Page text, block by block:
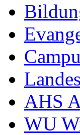
AHS
WU